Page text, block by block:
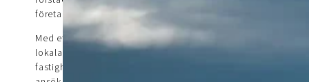
företag att lyckas i Grekland.
Med ett flerspråkigt team och djupa rötter på den
lokala marknaden erbjuder vi expertrådgivning inom
fastigheter, juridiska förfaranden, Golden Visa-